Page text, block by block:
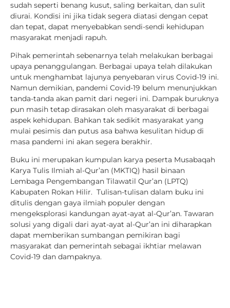
sudah seperti benang kusut, saling berkaitan, dan sulit
diurai. Kondisi ini jika tidak segera diatasi dengan cepat
dan tepat, dapat menyebabkan sendi-sendi kehidupan
masyarakat menjadi rapuh.
Pihak pemerintah sebenarnya telah melakukan berbagai
upaya penanggulangan. Berbagai upaya telah dilakukan
untuk menghambat lajunya penyebaran virus Covid-19 ini.
Namun demikian, pandemi Covid-19 belum menunjukkan
tanda-tanda akan pamit dari negeri ini. Dampak buruknya
pun masih tetap dirasakan oleh masyarakat di berbagai
aspek kehidupan. Bahkan tak sedikit masyarakat yang
mulai pesimis dan putus asa bahwa kesulitan hidup di
masa pandemi ini akan segera berakhir.
Buku ini merupakan kumpulan karya peserta Musabaqah
Karya Tulis Ilmiah al-Qur’an (MKTIQ) hasil binaan
Lembaga Pengembangan Tilawatil Qur’an (LPTQ)
Kabupaten Rokan Hilir. Tulisan-tulisan dalam buku ini
ditulis dengan gaya ilmiah populer dengan
mengeksplorasi kandungan ayat-ayat al-Qur’an. Tawaran
solusi yang digali dari ayat-ayat al-Qur’an ini diharapkan
dapat memberikan sumbangan pemikiran bagi
masyarakat dan pemerintah sebagai ikhtiar melawan
Covid-19 dan dampaknya.